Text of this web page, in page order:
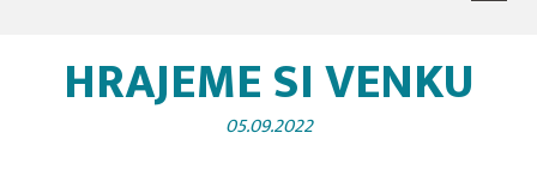
HRAJEME SI VENKU
05.09.2022